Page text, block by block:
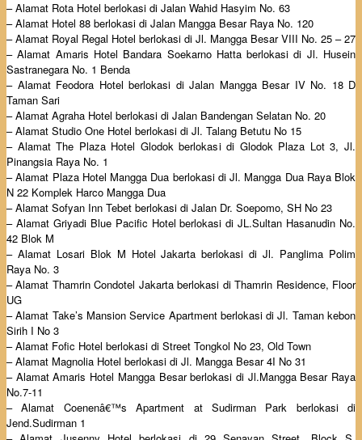
– Alamat Rota Hotel berlokasi di Jalan Wahid Hasyim No. 63
– Alamat Hotel 88 berlokasi di Jalan Mangga Besar Raya No. 120
– Alamat Royal Regal Hotel berlokasi di Jl. Mangga Besar VIII No. 25 – 27
– Alamat Amaris Hotel Bandara Soekarno Hatta berlokasi di Jl. Husein
Sastranegara No. 1 Benda
– Alamat Feodora Hotel berlokasi di Jalan Mangga Besar IV No. 18 D
Taman Sari
– Alamat Agraha Hotel berlokasi di Jalan Bandengan Selatan No. 20
– Alamat Studio One Hotel berlokasi di Jl. Talang Betutu No 15
– Alamat The Plaza Hotel Glodok berlokasi di Glodok Plaza Lot 3, Jl.
Pinangsia Raya No. 1
– Alamat Plaza Hotel Mangga Dua berlokasi di Jl. Mangga Dua Raya Blok
N 22 Komplek Harco Mangga Dua
– Alamat Sofyan Inn Tebet berlokasi di Jalan Dr. Soepomo, SH No 23
– Alamat Griyadi Blue Pacific Hotel berlokasi di JL.Sultan Hasanudin No.
42 Blok M
– Alamat Losari Blok M Hotel Jakarta berlokasi di Jl. Panglima Polim
Raya No. 3
– Alamat Thamrin Condotel Jakarta berlokasi di Thamrin Residence, Floor
UG
– Alamat Take’s Mansion Service Apartment berlokasi di Jl. Taman kebon
Sirih I No 3
– Alamat Fofic Hotel berlokasi di Street Tongkol No 23, Old Town
– Alamat Magnolia Hotel berlokasi di Jl. Mangga Besar 4I No 31
– Alamat Amaris Hotel Mangga Besar berlokasi di Jl.Mangga Besar Raya
No.7-11
– Alamat Coenenâ€™s Apartment at Sudirman Park berlokasi di
Jend.Sudirman 1